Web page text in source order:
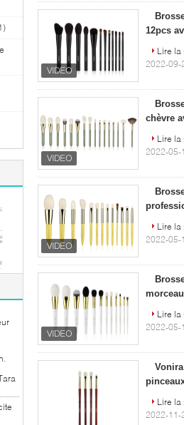
12pcs
Lire la
2022-09-
chèvre
Lire la
2022-05-
Lire la
2022-05-
Lire la
2022-05-
Lire la
2022-11-